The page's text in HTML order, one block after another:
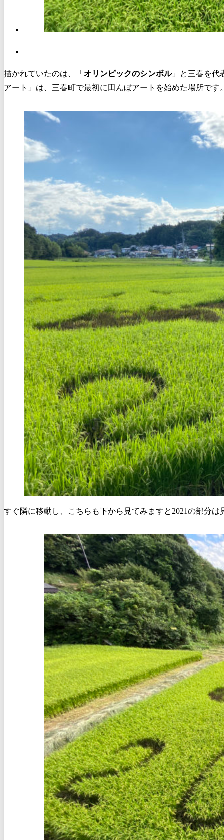
描かれていたのは、「 オリンピックのシンボル」と三春を代
アート」は、三春町で最初に田んぼアートを始めた場所で
すぐ隣に移動し、こちらも下から見てみますと2021の部分